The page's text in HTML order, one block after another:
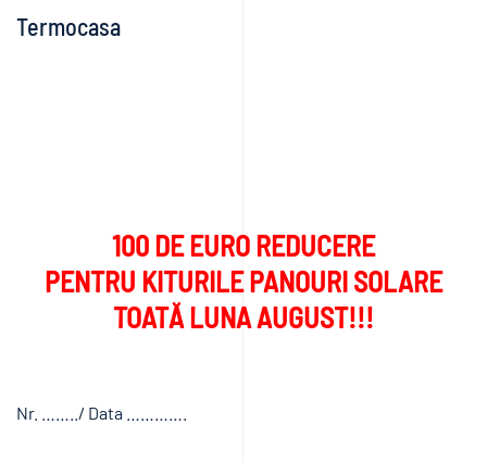
Termocasa
100 DE EURO REDUCERE
PENTRU KITURILE PANOURI SOLARE
TOATĂ LUNA AUGUST!!!
Nr. ……../ Data ………….